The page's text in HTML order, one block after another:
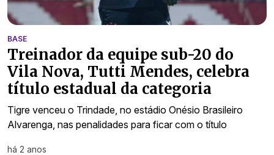
BASE
Treinador da equipe sub-20 do
Vila Nova, Tutti Mendes, celebra
título estadual da categoria
Tigre venceu o Trindade, no estádio Onésio Brasileiro
Alvarenga, nas penalidades para ficar com o título
há 2 anos